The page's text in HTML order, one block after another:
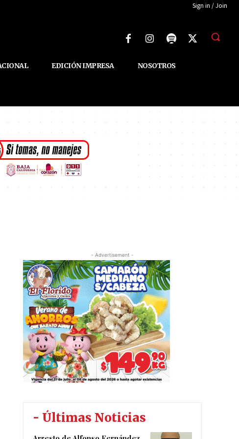
Sign in / Join
EDICIÓN IMPRESA NOSOTROS
- Advertisement -
- Últimas Noticias